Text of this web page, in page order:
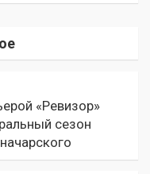
«Ревизор»
сезон